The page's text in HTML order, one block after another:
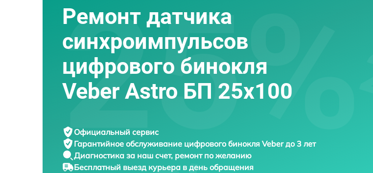
Ремонт датчика
синхроимпульсов
цифрового бинокля
Veber Astro БП 25x100
Официальный сервис
Гарантийное обслуживание цифрового бинокля Veber до 3 лет
Диагностика за наш счет, ремонт по желанию
Бесплатный выезд курьера в день обращения